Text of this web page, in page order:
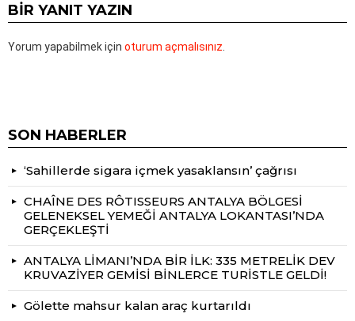
BIR YANIT YAZIN
Yorum yapabilmek için oturum açmalısınız
SON HABERLER
‘Sahillerde sigara içmek yasaklansın’ çağrısı
CHAÎNE DES RÔTISSEURS ANTALYA BÖLGESİ
GELENEKSEL YEMEĞİ ANTALYA LOKANTASI’NDA
GERÇEKLEŞTİ
ANTALYA LİMANI’NDA BİR İLK: 335 METRELİK DEV
KRUVAZİYER GEMİSİ BİNLERCE TURİSTLE GELDİ!
Gölette mahsur kalan araç kurtarıldı